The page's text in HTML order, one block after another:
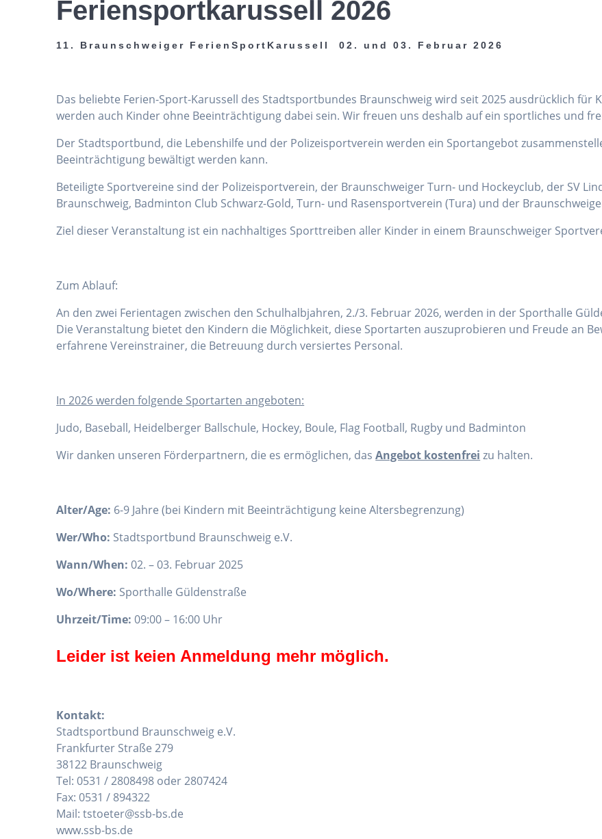
Feriensportkarussell 2026
11. Braunschweiger FerienSportKarussell 02. und 03. Februar 2026
Das beliebte Ferien-Sport-Karussell des Stadtsportbundes Braunschweig wird seit 2025 ausdrücklich
werden auch Kinder ohne Beeinträchtigung dabei sein. Wir freuen uns deshalb auf ein sportliches und
Der Stadtsportbund, die Lebenshilfe und der Polizeisportverein werden ein Sportangebot
Beeinträchtigung bewältigt werden kann.
Beteiligte Sportvereine sind der Polizeisportverein, der Braunschweiger Turn- und Hockeyclub, der SV
Braunschweig, Badminton Club Schwarz-Gold, Turn- und Rasensportverein (Tura) und der
Ziel dieser Veranstaltung ist ein nachhaltiges Sporttreiben aller Kinder in einem Braunschweiger
Zum Ablauf:
An den zwei Ferientagen zwischen den Schulhalbjahren, 2./3. Februar 2026, werden in der Sporthalle
Die Veranstaltung bietet den Kindern die Möglichkeit, diese Sportarten auszuprobieren und Freude an
erfahrene Vereinstrainer, die Betreuung durch versiertes Personal.
In 2026 werden folgende Sportarten angeboten:
Judo, Baseball, Heidelberger Ballschule, Hockey, Boule, Flag Football, Rugby und Badminton
Wir danken unseren Förderpartnern, die es ermöglichen, dasAngebot kostenfrei zu halten.
Alter/Age: 6-9 Jahre (bei Kindern mit Beeinträchtigung keine Altersbegrenzung)
Wer/Who: Stadtsportbund Braunschweig e.V.
Wann/When:02. – 03. Februar 2025
Wo/Where: Sporthalle Güldenstraße
Uhrzeit/Time:09:00 – 16:00 Uhr
Leider ist keien Anmeldung mehr möglich.
Kontakt:
Stadtsportbund Braunschweig e.V.
Frankfurter Straße 279
38122 Braunschweig
Tel: 0531 / 2808498 oder 2807424
Fax: 0531 / 894322
Mail: tstoeter@ssb-bs.de
www.ssb-bs.de